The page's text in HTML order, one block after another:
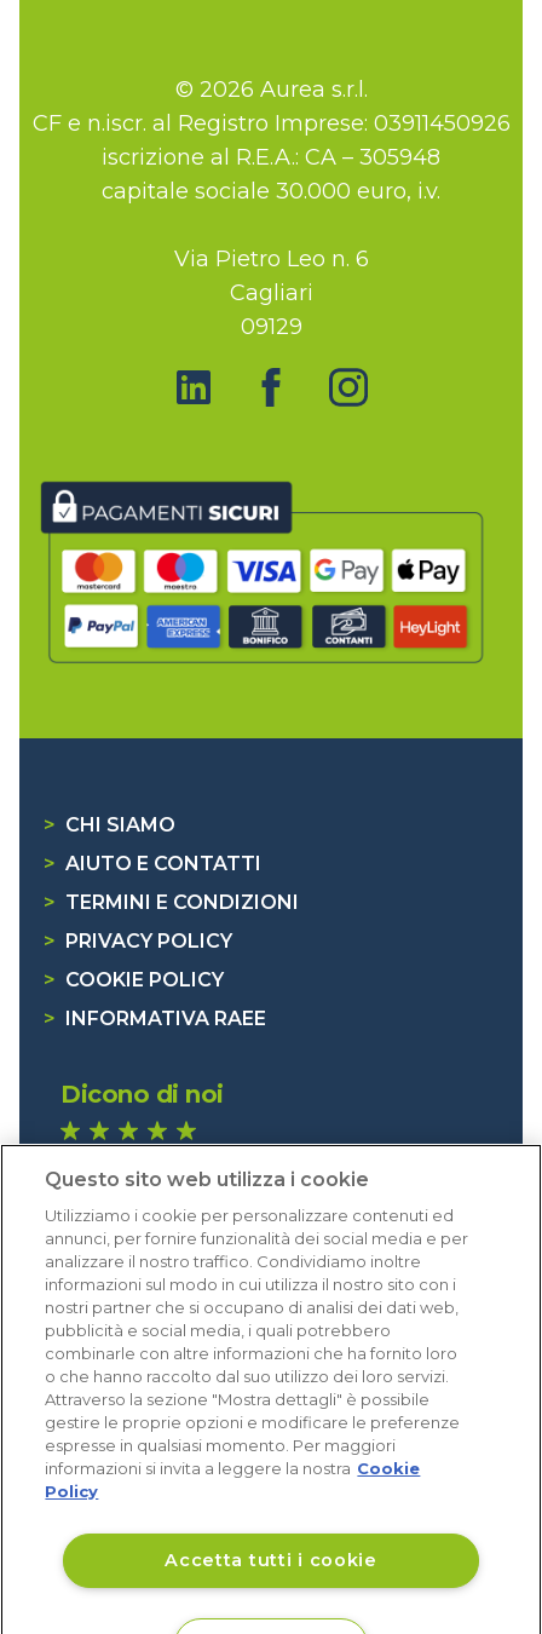
© 2026 Aurea s.r.l.
CF e n.iscr. al Registro Imprese: 03911450926
iscrizione al R.E.A.: CA – 305948
capitale sociale 30.000 euro, i.v.
Via Pietro Leo n. 6
Cagliari
09129
> CHI SIAMO
> AIUTO E CONTATTI
> TERMINI E CONDIZIONI
>
PRIVACY POLICY
> COOKIE POLICY
>
INFORMATIVA RAEE
Dicono di noi
Eccellente (4,8)
Acquisti verificati
Questo sito web utilizza i cookie
Utilizziamo i cookie per personalizzare contenuti ed
annunci, per fornire funzionalità dei social media e per
analizzare il nostro traffico. Condividiamo inoltre
informazioni sul modo in cui utilizza il nostro sito con i
nostri partner che si occupano di analisi dei dati web,
pubblicità e social media, i quali potrebbero
combinarle con altre informazioni che ha fornito loro
o che hanno raccolto dal suo utilizzo dei loro servizi.
Attraverso la sezione "Mostra dettagli" è possibile
gestire le proprie opzioni e modificare le preferenze
espresse in qualsiasi momento. Per maggiori
informazioni si invita a leggere la nostra Cookie
Policy
Accetta tutti i cookie